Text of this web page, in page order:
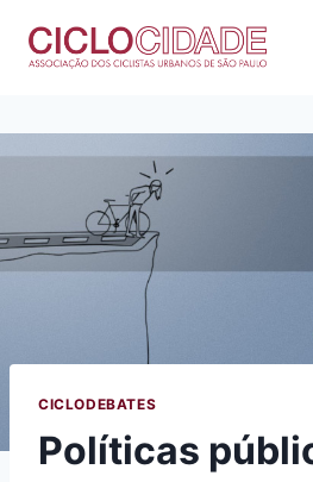
para
CICLODEBATES
Políticas